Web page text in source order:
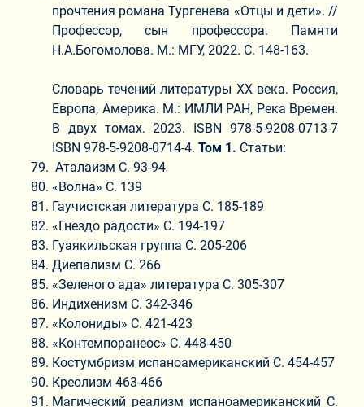
прочтения романа Тургенева «Отцы и дети». //
Профессор, сын профессора. Памяти
Н.А.Богомолова. М.: МГУ, 2022. С. 148-163.
Словарь течений литературы ХХ века. Россия,
Европа, Америка. М.: ИМЛИ РАН, Река Времен.
В двух томах. 2023. ISBN 978-5-9208-0713-7
ISBN 978-5-9208-0714-4. Том 1. Статьи:
Аталаизм С. 93-94
«Волна» С. 139
Гаучистская литература С. 185-189
«Гнездо радости» С. 194-197
Гуаякильская группа С. 205-206
Диепализм С. 266
«Зеленого ада» литература С. 305-307
Индихенизм С. 342-346
«Колониды» С. 421-423
«Контемпоранеос» С. 448-450
Костумбризм испаноамериканский С. 454-457
Креолизм 463-466
Магический реализм испаноамериканский С.